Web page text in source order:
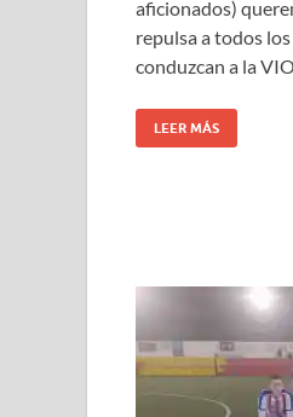
aficionados)
repulsa a todos
conduzcan a la
LEER MÁS